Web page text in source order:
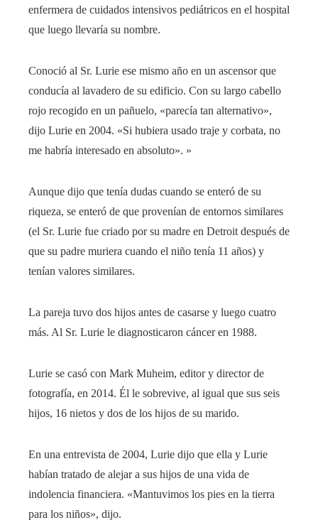
enfermera de cuidados intensivos pediátricos en el hospital
que luego llevaría su nombre.
Conoció al Sr. Lurie ese mismo año en un ascensor que
conducía al lavadero de su edificio. Con su largo cabello
rojo recogido en un pañuelo, «parecía tan alternativo»,
dijo Lurie en 2004. «Si hubiera usado traje y corbata, no
me habría interesado en absoluto». »
Aunque dijo que tenía dudas cuando se enteró de su
riqueza, se enteró de que provenían de entornos similares
(el Sr. Lurie fue criado por su madre en Detroit después de
que su padre muriera cuando el niño tenía 11 años) y
tenían valores similares.
La pareja tuvo dos hijos antes de casarse y luego cuatro
más. Al Sr. Lurie le diagnosticaron cáncer en 1988.
Lurie se casó con Mark Muheim, editor y director de
fotografía, en 2014. Él le sobrevive, al igual que sus seis
hijos, 16 nietos y dos de los hijos de su marido.
En una entrevista de 2004, Lurie dijo que ella y Lurie
habían tratado de alejar a sus hijos de una vida de
indolencia financiera. «Mantuvimos los pies en la tierra
para los niños», dijo.